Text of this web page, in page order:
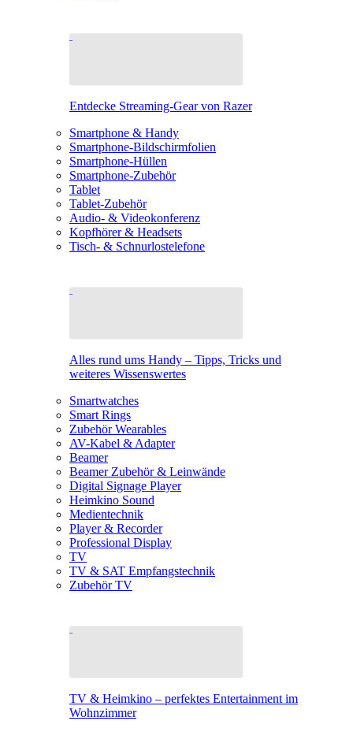
Entdecke Streaming-Gear von Razer
Smartphone & Handy
Smartphone-Bildschirmfolien
Smartphone-Hüllen
Smartphone-Zubehör
Tablet
Tablet-Zubehör
Audio- & Videokonferenz
Kopfhörer & Headsets
Tisch- & Schnurlostelefone
Alles rund ums Handy – Tipps, Tricks und
weiteres Wissenswertes
Smartwatches
Smart Rings
Zubehör Wearables
AV-Kabel & Adapter
Beamer
Beamer Zubehör & Leinwände
Digital Signage Player
Heimkino Sound
Medientechnik
Player & Recorder
Professional Display
TV
TV & SAT Empfangstechnik
Zubehör TV
TV & Heimkino – perfektes Entertainment im
Wohnzimmer